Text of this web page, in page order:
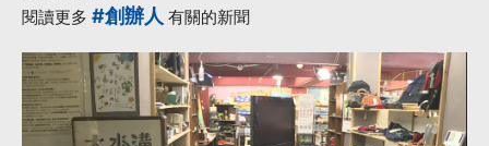
閱讀更多 #創辦人 有關的新聞